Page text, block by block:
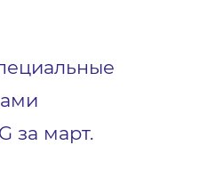
за март.